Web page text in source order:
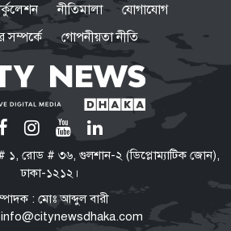
দেওয়ার সুযোগ দিল, বিবিসি বাংলাকে
যা বললেন স্বরাষ্ট্রমন্ত্রী
মারো না কেন ওদের?
ওবায়দুল কাদের-সাদ্দামের কল রেকর্ড
ট্রাইব্যুনালে দাখিল
তনু হত্যা মামলা
সাবেক সেনাসদস্য হাফিজুরের জামিন
নির্দেশ
নীতিমালা
যোগাযোগ
সম্পর্কে
গোপনীয়তা নীতি
# ১, রোড # ৩৬, গুলশান-২ (ডিপ্লোম্যাটিক জোন),
ঢাকা-১২১২।
: মোঃ আব্দুল বারী
info@citynewsdhaka.com